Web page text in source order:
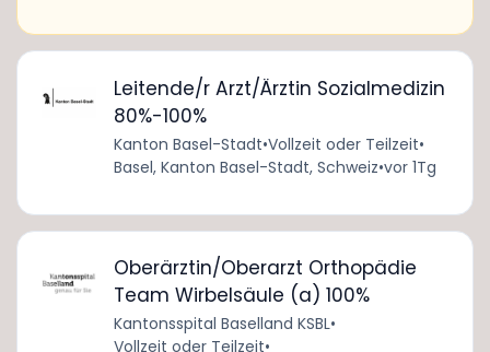
Leitende/r Arzt/Ärztin Sozialmedizin
80%-100%
Kanton Basel-Stadt•Vollzeit oder Teilzeit•
Basel, Kanton Basel-Stadt, Schweiz•vor 1Tg
Oberärztin/Oberarzt Orthopädie
Team Wirbelsäule (a) 100%
Kantonsspital Baselland KSBL•
Vollzeit oder Teilzeit•